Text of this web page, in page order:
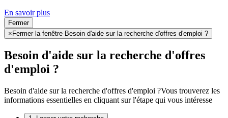
En savoir plus
Fermer
×Fermer la fenêtre Besoin d'aide sur la recherche d'offres d'emploi ?
Besoin d'aide sur la recherche d'offres
d'emploi ?
Besoin d'aide sur la recherche d'offres d'emploi ?Vous trouverez les
informations essentielles en cliquant sur l'étape qui vous intéresse